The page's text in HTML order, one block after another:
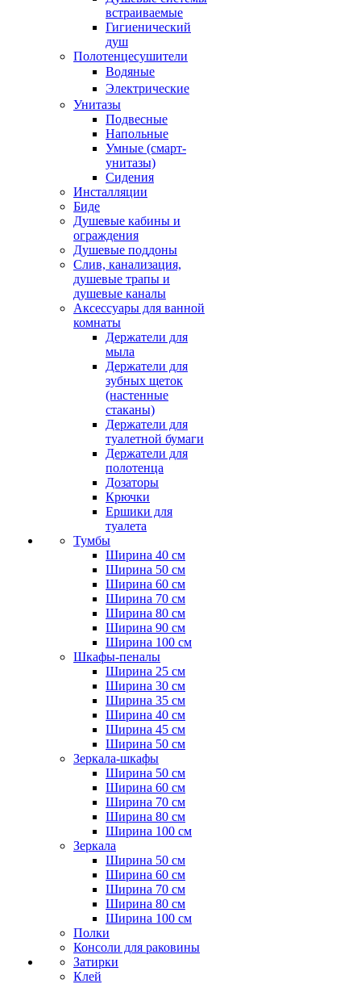
встраиваемые
Гигиенический
душ
Полотенцесушители
ㅤВодяные
ㅤЭлектрические
Унитазы
Подвесные
Напольные
Умные (смарт-
унитазы)
Сидения
Инсталляции
Биде
Душевые кабины и
ограждения
Душевые поддоны
Слив, канализация,
душевые трапы и
душевые каналы
Аксессуары для ванной
комнаты
Держатели для
мыла
Держатели для
зубных щеток
(настенные
стаканы)
Держатели для
туалетной бумаги
Держатели для
полотенца
Дозаторы
Крючки
Ершики для
туалета
Тумбы
Ширина 40 см
Ширина 50 см
Ширина 60 см
Ширина 70 см
Ширина 80 см
Ширина 90 см
Ширина 100 см
Шкафы-пеналы
Ширина 25 см
Ширина 30 см
Ширина 35 см
Ширина 40 см
Ширина 45 см
Ширина 50 см
Зеркала-шкафы
Ширина 50 см
Ширина 60 см
Ширина 70 см
Ширина 80 см
Ширина 100 см
Зеркала
Ширина 50 см
Ширина 60 см
Ширина 70 см
Ширина 80 см
Ширина 100 см
Полки
Консоли для раковины
Затирки
Клей